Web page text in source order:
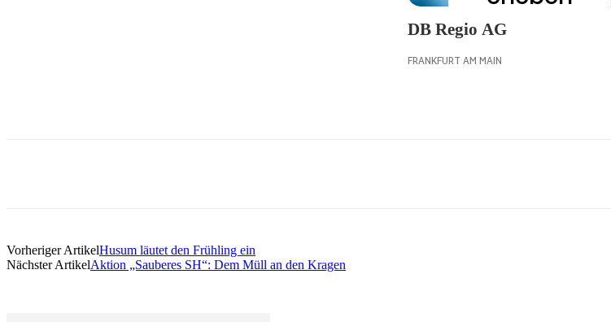
Vorheriger ArtikelHusum läutet den Frühling ein
Nächster ArtikelAktion „Sauberes SH“: Dem Müll an den Kragen